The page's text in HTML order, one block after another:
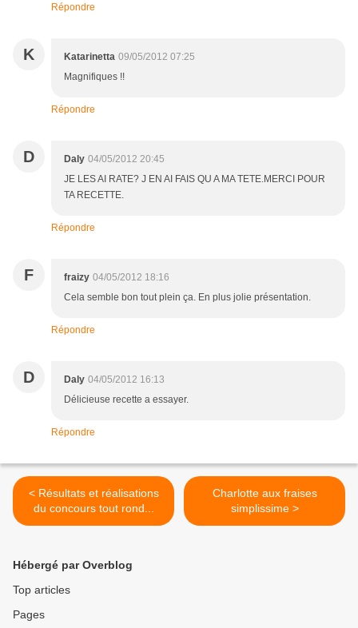
Répondre
K Katarinetta 09/05/2012 07:25
Magnifiques !!
Répondre
D Daly 04/05/2012 20:45
JE LES AI RATE? J EN AI FAIS QU A MA TETE.MERCI POUR
TA RECETTE.
Répondre
F fraizy 04/05/2012 18:16
Cela semble bon tout plein ça. En plus jolie présentation.
Répondre
D Daly 04/05/2012 16:13
Délicieuse recette a essayer.
Répondre
< Résultats et réalisations
du concours tout rond...
Charlotte aux fraises
simplissime >
Hébergé par Overblog
Top articles
Pages